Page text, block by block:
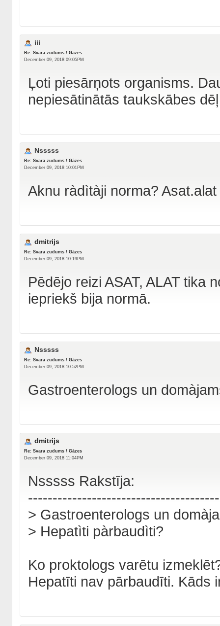
iii
Re: Svara zudums / Gāzes
December 09, 2018 09:05PM
Ļoti piesārņots organisms.
nepiesātinātās taukskābes
Nsssss
Re: Svara zudums / Gāzes
December 09, 2018 10:01PM
Aknu ràdìtàji norma? Asat.alat
dmitrijs
Re: Svara zudums / Gāzes
December 09, 2018 10:19PM
Pēdējo reizi ASAT, ALAT tika
iepriekš bija normā.
Nsssss
Re: Svara zudums / Gāzes
December 09, 2018 10:52PM
Gastroenterologs un
dmitrijs
Re: Svara zudums / Gāzes
December 09, 2018 11:04PM
Nsssss Rakstīja:
> Gastroenterologs un
> Hepatìti pàrbaudìti?
Ko proktologs varētu
Hepatīti nav pārbaudīti. Kāds